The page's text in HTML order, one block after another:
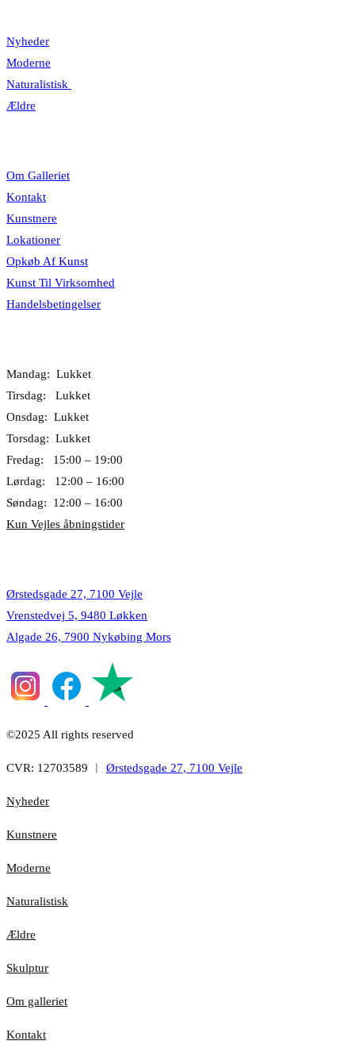
Nyheder
Moderne
Naturalistisk
Ældre
Om Galleriet
Kontakt
Kunstnere
Lokationer
Opkøb Af Kunst
Kunst Til Virksomhed
Handelsbetingelser
Mandag: Lukket
Tirsdag: Lukket
Onsdag: Lukket
Torsdag: Lukket
Fredag: 15:00 – 19:00
Lørdag: 12:00 – 16:00
Søndag: 12:00 – 16:00
Kun Vejles åbningstider
Ørstedsgade 27, 7100 Vejle
Vrenstedvej 5, 9480 Løkken
Algade 26, 7900 Nykøbing Mors
©2025 All rights reserved
CVR: 12703589 ︱ Ørstedsgade 27, 7100 Vejle
Nyheder
Kunstnere
Moderne
Naturalistisk
Ældre
Skulptur
Om galleriet
Kontakt